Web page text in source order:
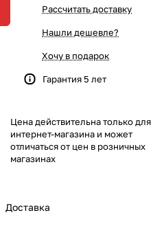
Рассчитать доставку
Нашли дешевле?
Хочу в подарок
Гарантия 5 лет
Цена действительна только для
интернет-магазина и может
отличаться от цен в розничных
магазинах
Доставка